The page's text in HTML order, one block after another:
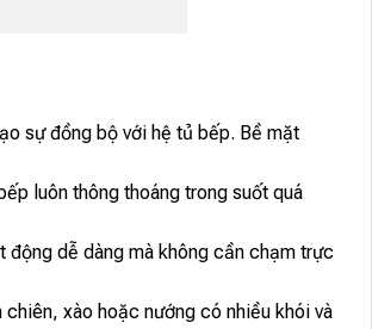
sự đồng bộ với hệ tủ bếp. Bề mặt
luôn thông thoáng trong suốt quá
dễ dàng mà không cần chạm trực
xào hoặc nướng có nhiều khói và